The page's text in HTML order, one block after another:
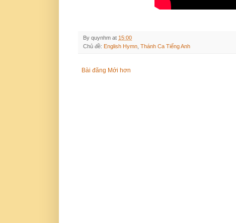
By quynhm at 15:00
Chủ đề: English Hymn Thánh Ca Tiếng Anh
Bài đăng Mới hơn